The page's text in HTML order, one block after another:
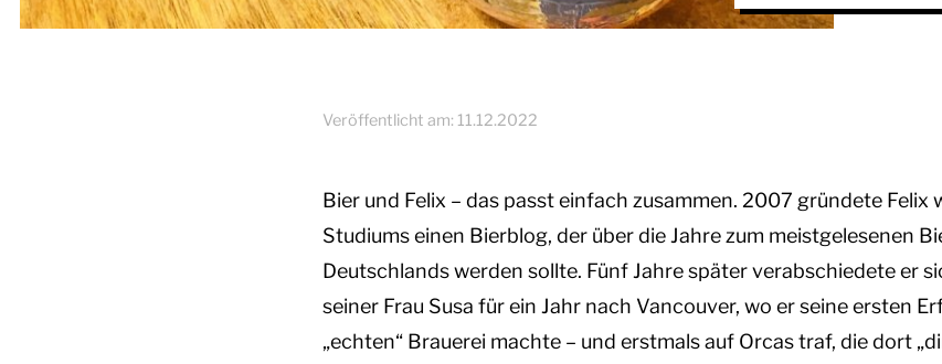
Veröffentlicht am: 11.12.2022
Bier und Felix – das passt einfach zusammen. 2007 gründete Felix
Studiums einen Bierblog, der über die Jahre zum meistgelesenen
Deutschlands werden sollte. Fünf Jahre später verabschiedete er
seiner Frau Susa für ein Jahr nach Vancouver, wo er seine ersten
„echten“ Brauerei machte – und erstmals auf Orcas traf, die dort